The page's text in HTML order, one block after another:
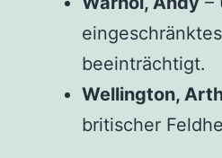
beeinträchtigt.
Wellington,
britischer